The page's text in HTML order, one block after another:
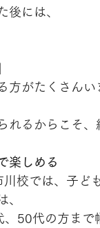
後には、
方がたくさんい
れるからこそ、
楽しめる
川校では、子ど
、
50代の方まで